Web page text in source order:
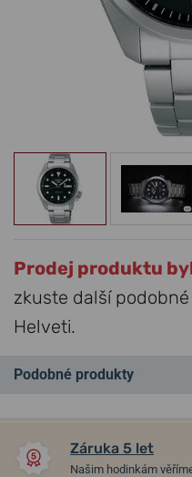
Prodej produktu
zkuste další
Helveti.
Podobné produkty
Záruka 5 let
Našim hodinkám